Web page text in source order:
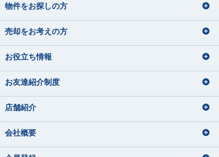
物件をお探しの方
売却をお考えの方
お役立ち情報
お友達紹介制度
店舗紹介
会社概要